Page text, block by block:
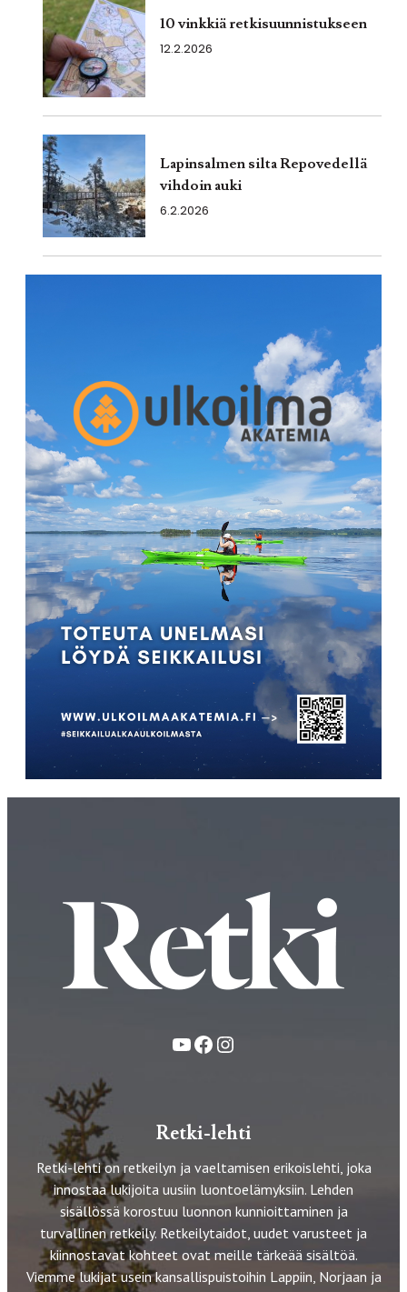
10 vinkkiä retkisuunnistukseen
12.2.2026
Lapinsalmen silta Repovedellä
vihdoin auki
6.2.2026
YouTube
FacebookInstagram
Retki-lehti
Retki-lehti on retkeilyn ja vaeltamisen erikoislehti, joka
innostaa lukijoita uusiin luontoelämyksiin. Lehden
sisällössä korostuu luonnon kunnioittaminen ja
turvallinen retkeily. Retkeilytaidot, uudet varusteet ja
kiinnostavat kohteet ovat meille tärkeää sisältöä.
Viemme lukijat usein kansallispuistoihin Lappiin, Norjaan ja